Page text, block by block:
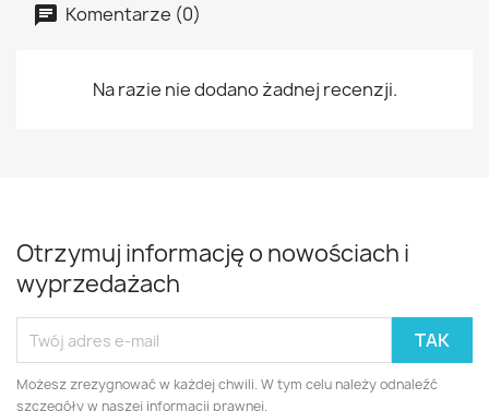
Komentarze (0)
Na razie nie dodano żadnej recenzji.
Otrzymuj informację o nowościach i
wyprzedażach
Możesz zrezygnować w każdej chwili. W tym celu należy odnaleźć
szczegóły w naszej informacji prawnej.